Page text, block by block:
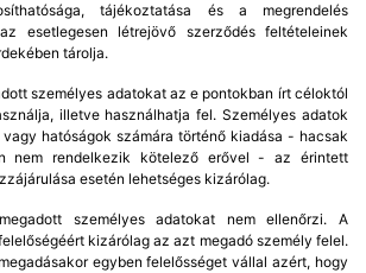
tájékoztatása és a megrendelés
esetlegesen létrejövő szerződés feltételeinek
tárolja.
személyes adatokat az e pontokban írt céloktól
illetve használhatja fel. Személyes adatok
hatóságok számára történő kiadása - hacsak
nem rendelkezik kötelező erővel - az érintett
esetén lehetséges kizárólag.
személyes adatokat nem ellenőrzi. A
kizárólag az azt megadó személy felel.
egyben felelősséget vállal azért, hogy